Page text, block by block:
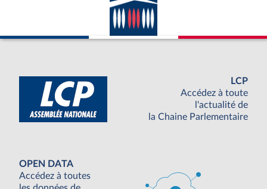
LCP
Accédez à toute
l'actualité de
la Chaine Parlementaire
OPEN DATA
Accédez à toutes